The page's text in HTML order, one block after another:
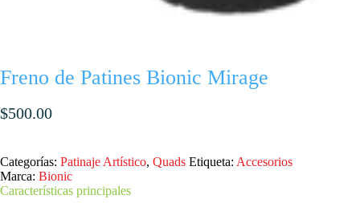
Freno de Patines Bionic Mirage
$500.00
Categorías: Patinaje Artístico, Quads Etiqueta: Accesorios
Marca: Bionic
Características principales